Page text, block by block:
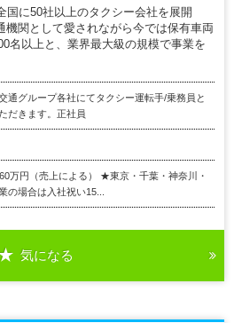
国に50社以上のタクシー会社を展開
機関として愛されながら今では保有車両
名以上と、業界最大級の規模で事業を
通グループ各社にてタクシー運転手/乗務員と
だきます。正社員
万円（売上による） ★東京・千葉・神奈川・
の場合は入社祝い15...
気になる